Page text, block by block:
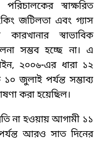
স্বাক্ষরিত
জটিলতা এবং গ্যাস
স্বাভাবিক
সম্ভব হচ্ছে না। এ
২০০৬-এর ধারা ১২
জুলাই পর্যন্ত সম্ভাব্য
করা হয়েছিল।
না হওয়ায় আগামী ১১
আরও সাত দিনের